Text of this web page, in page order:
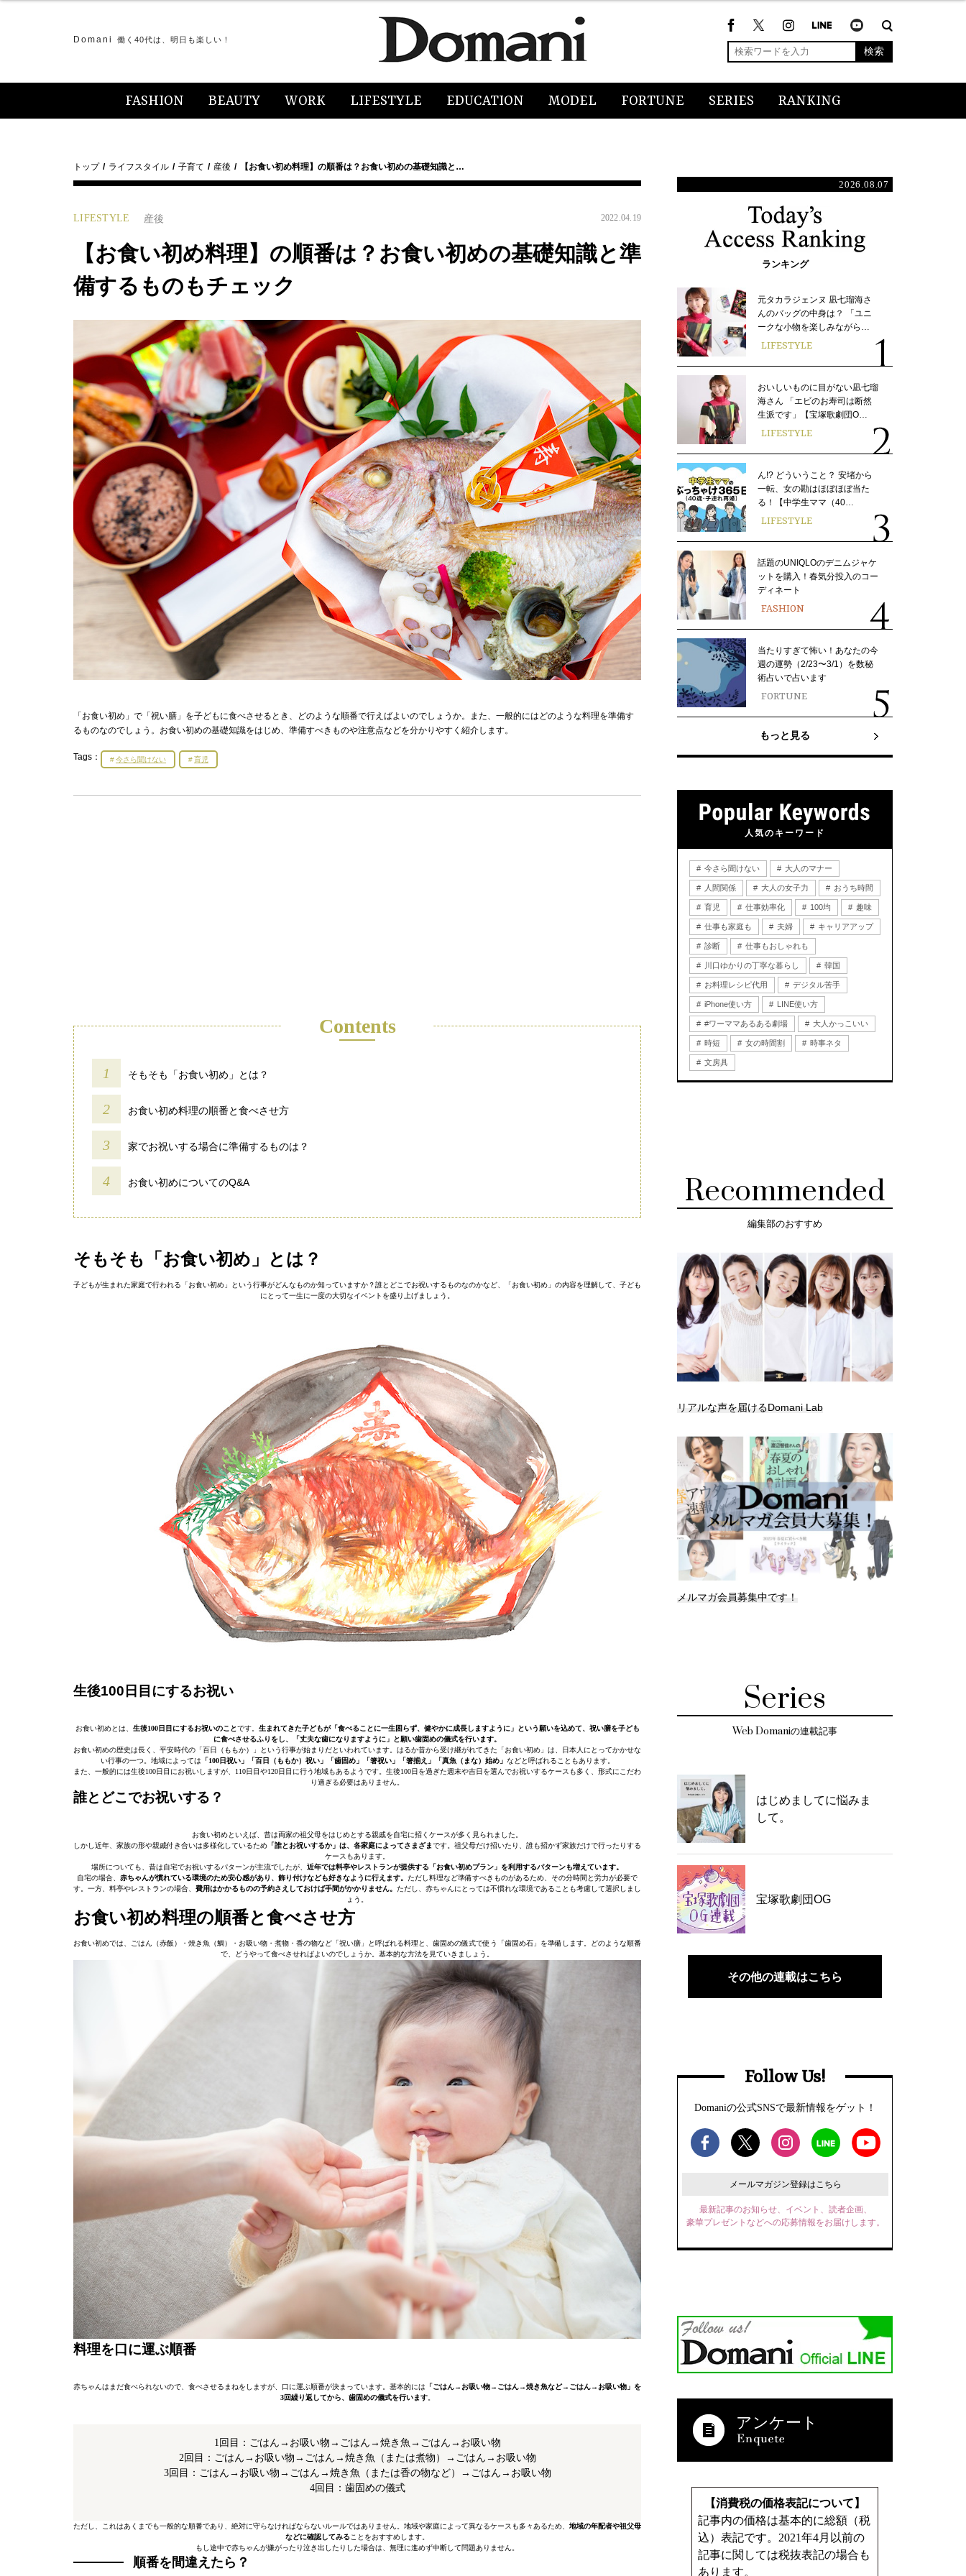
Domani 働く40代は、明日も楽しい！
検索
FASHION BEAUTY WORK LIFESTYLE EDUCATION MODEL FORTUNE SERIES RANKING
トップ ライフスタイル 子育て 産後 【お食い初め料理】の順番は？お食い初めの基礎知識と…
LIFESTYLE 産後 2022.04.19
【お食い初め料理】の順番は？お食い初めの基礎知識と準
備するものもチェック
「お食い初め」で「祝い膳」を子どもに食べさせるとき、どのような順番で行えばよいのでしょうか。また、一般的にはどのような料理を準備す
るものなのでしょう。お食い初めの基礎知識をはじめ、準備すべきものや注意点などを分かりやすく紹介します。
Tags： 今さら聞けない 育児
Contents
そもそも「お食い初め」とは？
お食い初め料理の順番と食べさせ方
家でお祝いする場合に準備するものは？
お食い初めについてのQ&A
そもそも「お食い初め」とは？
子どもが生まれた家庭で行われる「お食い初め」という行事がどんなものか知っていますか？誰とどこでお祝いするものなのかなど、「お食い初め」の内容を理解して、子ども
にとって一生に一度の大切なイベントを盛り上げましょう。
生後100日目にするお祝い
お食い初めとは、 生後100日目にするお祝いのことです。 生まれてきた子どもが「食べることに一生困らず、健やかに成長しますように」という願いを込めて、祝い膳を子ども
に食べさせるふりをし、「丈夫な歯になりますように」と願い歯固めの儀式を行います。
お食い初めの歴史は長く、平安時代の「百日（ももか）」という行事が始まりだといわれています。はるか昔から受け継がれてきた「お食い初め」は、日本人にとってかかせな
い行事の一つ。地域によっては 「100日祝い」「百日（ももか）祝い」「歯固め」「箸祝い」「箸揃え」「真魚（まな）始め」 などと呼ばれることもあります。
また、一般的には生後100日目にお祝いしますが、110日目や120日目に行う地域もあるようです。生後100日を過ぎた週末や吉日を選んでお祝いするケースも多く、形式にこだわ
り過ぎる必要はありません。
誰とどこでお祝いする？
お食い初めといえば、昔は両家の祖父母をはじめとする親戚を自宅に招くケースが多く見られました。
しかし近年、家族の形や親戚付き合いは多様化しているため 「誰とお祝いするか」は、各家庭によってさまざまです。祖父母だけ招いたり、誰も招かず家族だけで行ったりする
ケースもあります。
場所についても、昔は自宅でお祝いするパターンが主流でしたが、 近年では料亭やレストランが提供する「お食い初めプラン」を利用するパターンも増えています。
自宅の場合、 赤ちゃんが慣れている環境のため安心感があり、飾り付けなども好きなように行えます。 ただし料理など準備すべきものがあるため、その分時間と労力が必要で
す。一方、料亭やレストランの場合、 費用はかかるものの予約さえしておけば手間がかかりません。 ただし、赤ちゃんにとっては不慣れな環境であることも考慮して選択しまし
ょう。
お食い初め料理の順番と食べさせ方
お食い初めでは、ごはん（赤飯）・焼き魚（鯛）・お吸い物・煮物・香の物など「祝い膳」と呼ばれる料理と、歯固めの儀式で使う「歯固め石」を準備します。どのような順番
で、どうやって食べさせればよいのでしょうか。基本的な方法を見ていきましょう。
料理を口に運ぶ順番
赤ちゃんはまだ食べられないので、食べさせるまねをしますが、口に運ぶ順番が決まっています。基本的には 「ごはん→お吸い物→ごはん→焼き魚など→ごはん→お吸い物」を
3回繰り返してから、歯固めの儀式を行います。
1回目：ごはん→お吸い物→ごはん→焼き魚→ごはん→お吸い物
2回目：ごはん→お吸い物→ごはん→焼き魚（または煮物）→ごはん→お吸い物
3回目：ごはん→お吸い物→ごはん→焼き魚（または香の物など）→ごはん→お吸い物
4回目：歯固めの儀式
ただし、これはあくまでも一般的な順番であり、絶対に守らなければならないルールではありません。地域や家庭によって異なるケースも多々あるため、 地域の年配者や祖父母
などに確認してみる ことをおすすめします。
もし途中で赤ちゃんが嫌がったり泣き出したりした場合は、無理に進めず中断して問題ありません。
順番を間違えたら？
2026.08.07
ランキング
元タカラジェンヌ 凪七瑠海さ
んのバッグの中身は？ 「ユニ
ークな小物を楽しみながら…
LIFESTYLE
おいしいものに目がない凪七瑠
海さん 「エビのお寿司は断然
生派です」【宝塚歌劇団O…
LIFESTYLE
ん!? どういうこと？ 安堵から
一転、女の勘はほぼほぼ当た
る！【中学生ママ（40…
LIFESTYLE
話題のUNIQLOのデニムジャケ
ットを購入！春気分投入のコー
ディネート
FASHION
当たりすぎて怖い！あなたの今
週の運勢（2/23〜3/1）を数秘
術占いで占います
FORTUNE
もっと見る
人気のキーワード
今さら聞けない 大人のマナー
人間関係 大人の女子力 おうち時間
育児 仕事効率化 100均 趣味
仕事も家庭も 夫婦 キャリアアップ
診断 仕事もおしゃれも
川口ゆかりの丁寧な暮らし 韓国
お料理レシピ代用 デジタル苦手
iPhone使い方 LINE使い方
#ワーママあるある劇場 大人かっこいい
時短 女の時間割 時事ネタ
文房具
Recommended
編集部のおすすめ
リアルな声を届けるDomani Lab
メルマガ会員募集中です！
Series
Web Domaniの連載記事
はじめましてに悩みま
して。
宝塚歌劇団OG
その他の連載はこちら
Follow Us!
Domaniの公式SNSで最新情報をゲット！
メールマガジン登録はこちら
最新記事のお知らせ、イベント、読者企画、
豪華プレゼントなどへの応募情報をお届けします。
アンケート
【消費税の価格表記について】
記事内の価格は基本的に総額（税
込）表記です。2021年4月以前の
記事に関しては税抜表記の場合も
あります。